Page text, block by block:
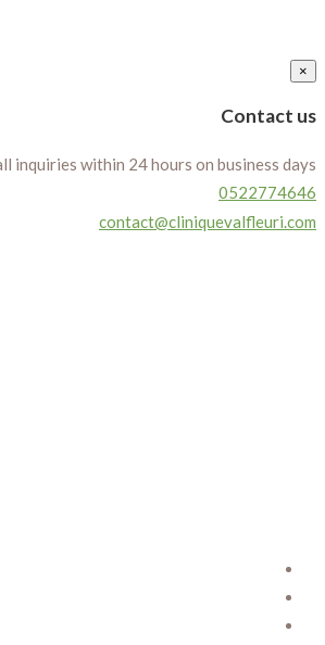
×
Contact us
inquiries within 24 hours on business days.
0522774646
contact@cliniquevalfleuri.com